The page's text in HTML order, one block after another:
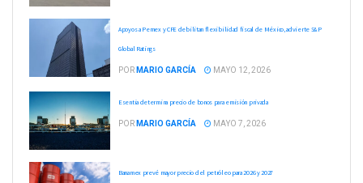
Apoyos a Pemex y CFE debilitan flexibilidad fiscal de México, advierte S&P
Global Ratings
POR MARIO GARCÍA MAYO 12, 2026
Esentia determina precio de bonos para emisión privada
POR MARIO GARCÍA MAYO 7, 2026
Banamex prevé mayor precio del petróleo para 2026 y 2027